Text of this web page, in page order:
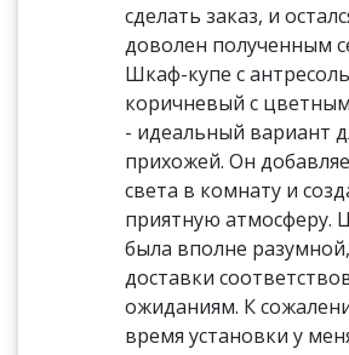
сделать заказ, и
доволен полученным
Шкаф-купе с
коричневый с
- идеальный вариант
прихожей. Он
света в комнату и
приятную атмосферу.
была вполне
доставки
ожиданиям. К
время установки у